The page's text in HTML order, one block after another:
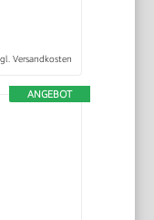
Versandkosten
ANGEBOT